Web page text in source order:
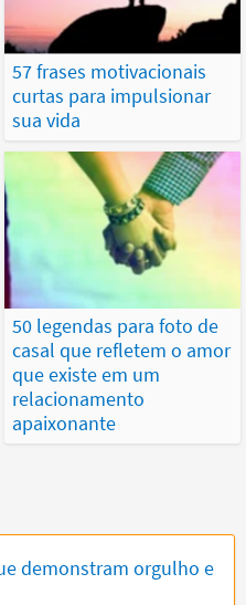
57 frases motivacionais
curtas para impulsionar
sua vida
50 legendas para foto de
casal que refletem o amor
que existe em um
relacionamento
apaixonante
demonstram orgulho e